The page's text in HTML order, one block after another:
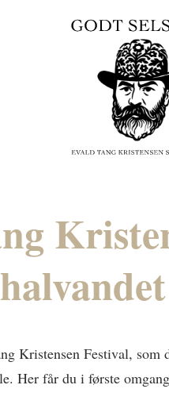
Kristensen Festival, som
Her får du i første